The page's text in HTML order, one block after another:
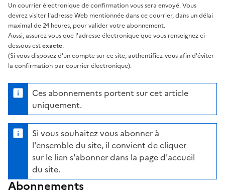
Un courrier électronique de confirmation vous sera envoyé. Vous
devrez visiter l'adresse Web mentionnée dans ce courrier, dans un délai
maximal de 24 heures, pour valider votre abonnement.
Aussi, assurez vous que l'adresse électronique que vous renseignez ci-
dessous estexacte.
(Si vous disposez d'un compte sur ce site, authentifiez-vous afin d'éviter
la confirmation par courrier électronique).
Ces abonnements portent sur cet article
uniquement.
Si vous souhaitez vous abonner à
l'ensemble du site, il convient de cliquer
sur le lien s'abonner dans la page d'accueil
du site.
Abonnements